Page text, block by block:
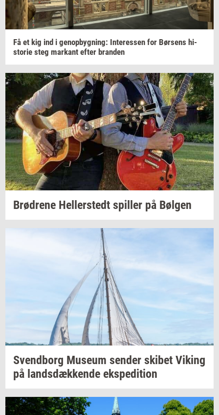
Få et kig ind i genop­byg­ning: In­ter­es­sen for Bør­sens hi­
sto­rie steg mar­kant efter bran­den
Brød­re­ne Hel­ler­stedt spil­ler på Bøl­gen
Svend­borg Mu­se­um sen­der ski­bet Viking
på lands­dæk­ken­de eks­pe­di­tion